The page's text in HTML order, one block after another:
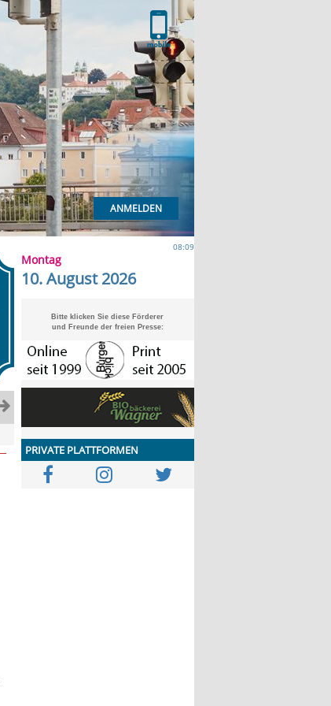
ANMELDEN
08:09
Montag
10. August 2026
Bitte klicken Sie diese Förderer
und Freunde der freien Presse:
PRIVATE PLATTFORMEN